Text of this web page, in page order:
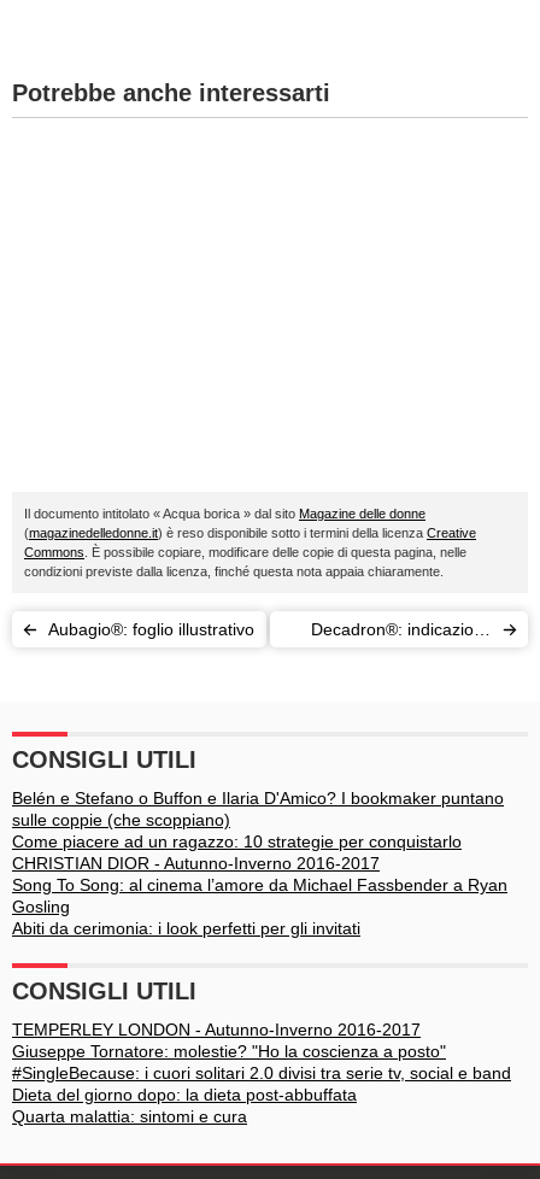
Potrebbe anche interessarti
Il documento intitolato « Acqua borica » dal sito Magazine delle donne
(magazinedelledonne.it) è reso disponibile sotto i termini della licenza Creative
Commons . È possibile copiare, modificare delle copie di questa pagina, nelle
condizioni previste dalla licenza, finché questa nota appaia chiaramente.
Aubagio®: foglio illustrativo
Decadron®: indicazioni,
CONSIGLI UTILI
Belén e Stefano o Buffon e Ilaria D'Amico? I bookmaker puntano
sulle coppie (che scoppiano)
Come piacere ad un ragazzo: 10 strategie per conquistarlo
CHRISTIAN DIOR - Autunno-Inverno 2016-2017
Song To Song: al cinema l’amore da Michael Fassbender a Ryan
Gosling
Abiti da cerimonia: i look perfetti per gli invitati
CONSIGLI UTILI
TEMPERLEY LONDON - Autunno-Inverno 2016-2017
Giuseppe Tornatore: molestie? "Ho la coscienza a posto"
#SingleBecause: i cuori solitari 2.0 divisi tra serie tv, social e band
Dieta del giorno dopo: la dieta post-abbuffata
Quarta malattia: sintomi e cura